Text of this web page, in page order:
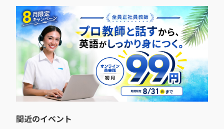
間近のイベント​